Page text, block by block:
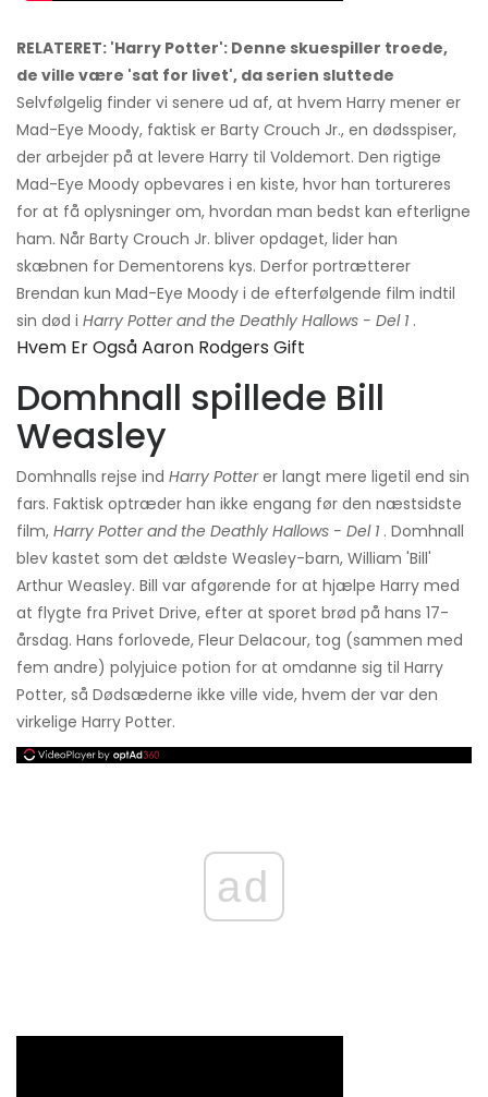
RELATERET: 'Harry Potter': Denne skuespiller troede,
de ville være 'sat for livet', da serien sluttede
Selvfølgelig finder vi senere ud af, at hvem Harry mener er
Mad-Eye Moody, faktisk er Barty Crouch Jr., en dødsspiser,
der arbejder på at levere Harry til Voldemort. Den rigtige
Mad-Eye Moody opbevares i en kiste, hvor han tortureres
for at få oplysninger om, hvordan man bedst kan efterligne
ham. Når Barty Crouch Jr. bliver opdaget, lider han
skæbnen for Dementorens kys. Derfor portrætterer
Brendan kun Mad-Eye Moody i de efterfølgende film indtil
sin død i Harry Potter and the Deathly Hallows - Del 1 .
Hvem Er Også Aaron Rodgers Gift
Domhnall spillede Bill
Weasley
Domhnalls rejse ind Harry Potterer langt mere ligetil end sin
fars. Faktisk optræder han ikke engang før den næstsidste
film, Harry Potter and the Deathly Hallows - Del 1 . Domhnall
blev kastet som det ældste Weasley-barn, William 'Bill'
Arthur Weasley. Bill var afgørende for at hjælpe Harry med
at flygte fra Privet Drive, efter at sporet brød på hans 17-
årsdag. Hans forlovede, Fleur Delacour, tog (sammen med
fem andre) polyjuice potion for at omdanne sig til Harry
Potter, så Dødsæderne ikke ville vide, hvem der var den
virkelige Harry Potter.
ad